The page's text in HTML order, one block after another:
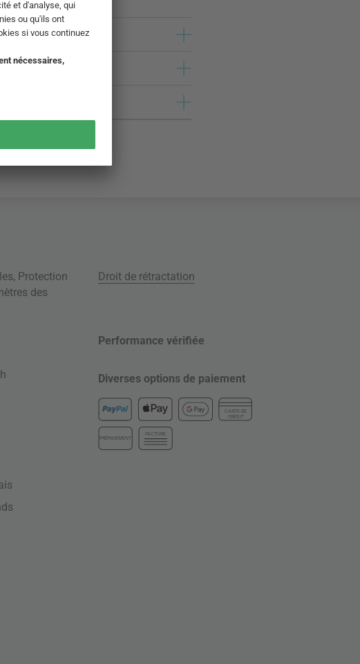
, Protection
des
Droit de rétractation
Performance vérifiée
Diverses options de paiement
CARTE DE
CRÉDIT
PRÉPAIEMENT
FACTURE